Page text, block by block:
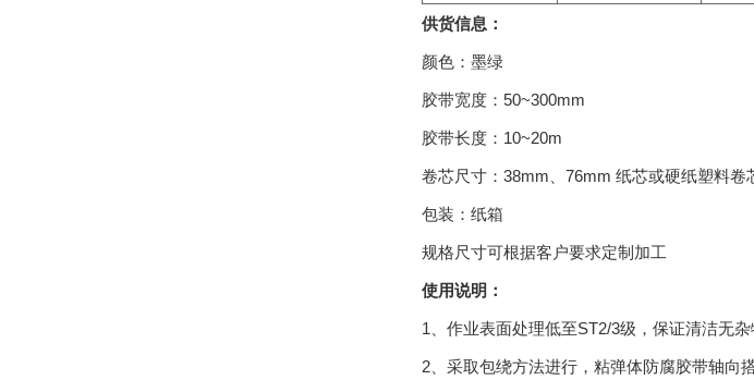
供货信息：
颜色：墨绿
胶带宽度：50~300mm
胶带长度：10~20m
卷芯尺寸：38mm、76mm 纸芯或硬纸塑料卷
包装：纸箱
规格尺寸可根据客户要求定制加工
使用说明：
1、作业表面处理低至ST2/3级，保证清洁无杂
2、采取包绕方法进行，粘弹体防腐胶带轴向